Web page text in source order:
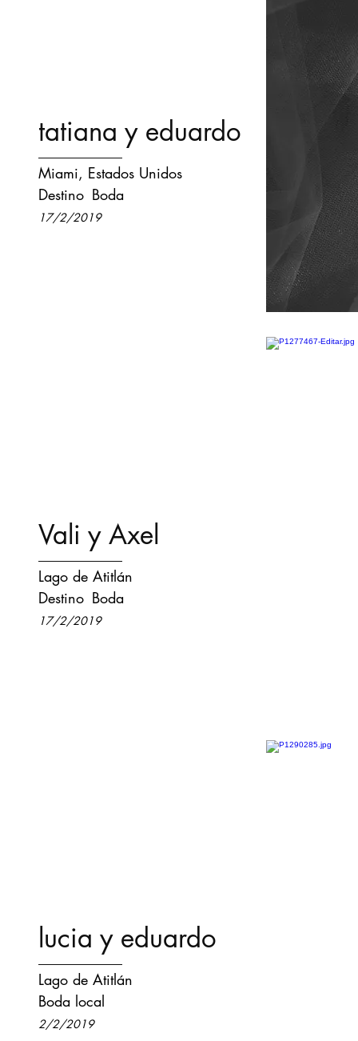
tatiana y eduardo
Miami, Estados Unidos
Destino Boda
17/2/2019
Vali y Axel
Lago de Atitlán
Destino Boda
17/2/2019
lucia y eduardo
Lago de Atitlán
Boda local
2/2/2019